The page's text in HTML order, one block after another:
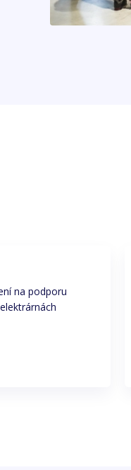
na podporu